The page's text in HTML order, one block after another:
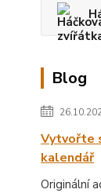
Blog
Vytvořte
kalendář
Originální